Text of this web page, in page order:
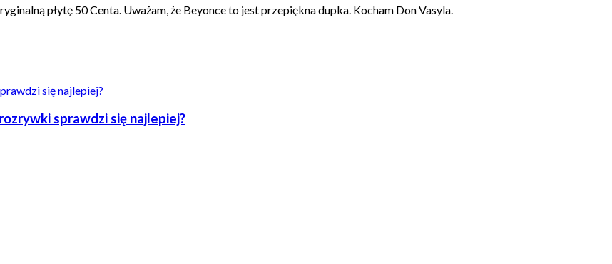
płytę 50 Centa. Uważam, że Beyonce to jest przepiękna dupka. Kocham Don Vasyla.
sprawdzi się najlepiej?